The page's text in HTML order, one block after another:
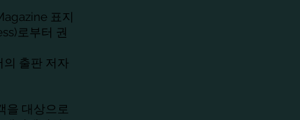
표지
로부터 권
출판 저자
을 대상으로